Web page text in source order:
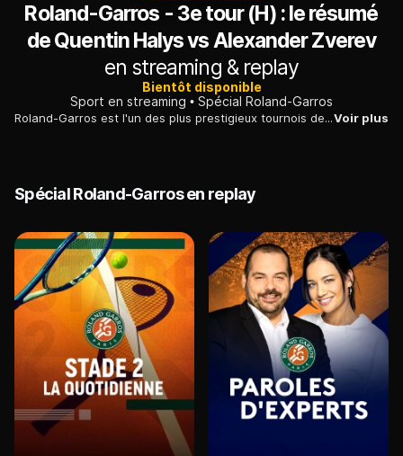
Roland-Garros - 3e tour (H) : le résumé
de Quentin Halys vs Alexander Zverev
en streaming & replay
Bientôt disponible
Sport en streaming
Spécial Roland-Garros
Roland-Garros est l'un des plus prestigieux tournois de tennis. Le tournoi de Roland-Garros a été créé en 1925. Avec l'Open d'Australie, Wimbledon et l'US Open, Roland-Garros est l'un des quatre tournois du Grand Chelem et le plus grand tournoi de la saison de tennis sur terre battue.Voir plus
Spécial Roland-Garros en replay